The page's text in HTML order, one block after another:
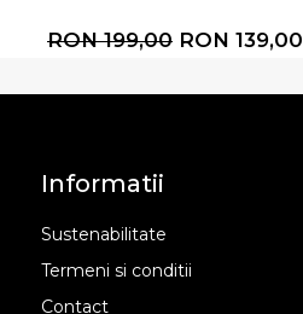
RON 199,00 RON 139,00
Informatii
Sustenabilitate
Termeni si conditii
Contact